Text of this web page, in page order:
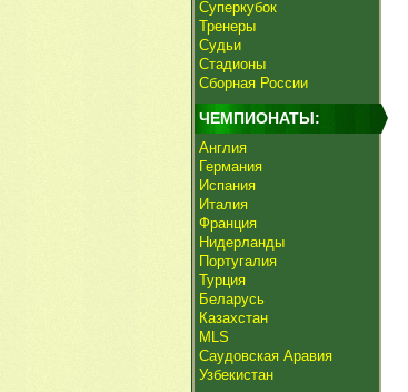
Суперкубок
Тренеры
Судьи
Стадионы
Сборная России
ЧЕМПИОНАТЫ:
Англия
Германия
Испания
Италия
Франция
Нидерланды
Португалия
Турция
Беларусь
Казахстан
MLS
Саудовская Аравия
Узбекистан